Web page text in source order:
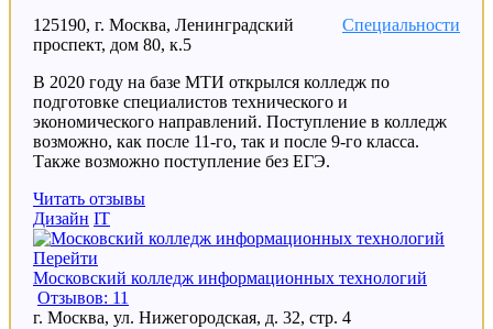
Специальности
125190, г. Москва, Ленинградский
проспект, дом 80, к.5
В 2020 году на базе МТИ открылся колледж по
подготовке специалистов технического и
экономического направлений. Поступление в колледж
возможно, как после 11-го, так и после 9-го класса.
Также возможно поступление без ЕГЭ.
Читать отзывы
Дизайн IT
Перейти
Московский колледж информационных технологий
Отзывов: 11
г. Москва, ул. Нижегородская, д. 32, стр. 4